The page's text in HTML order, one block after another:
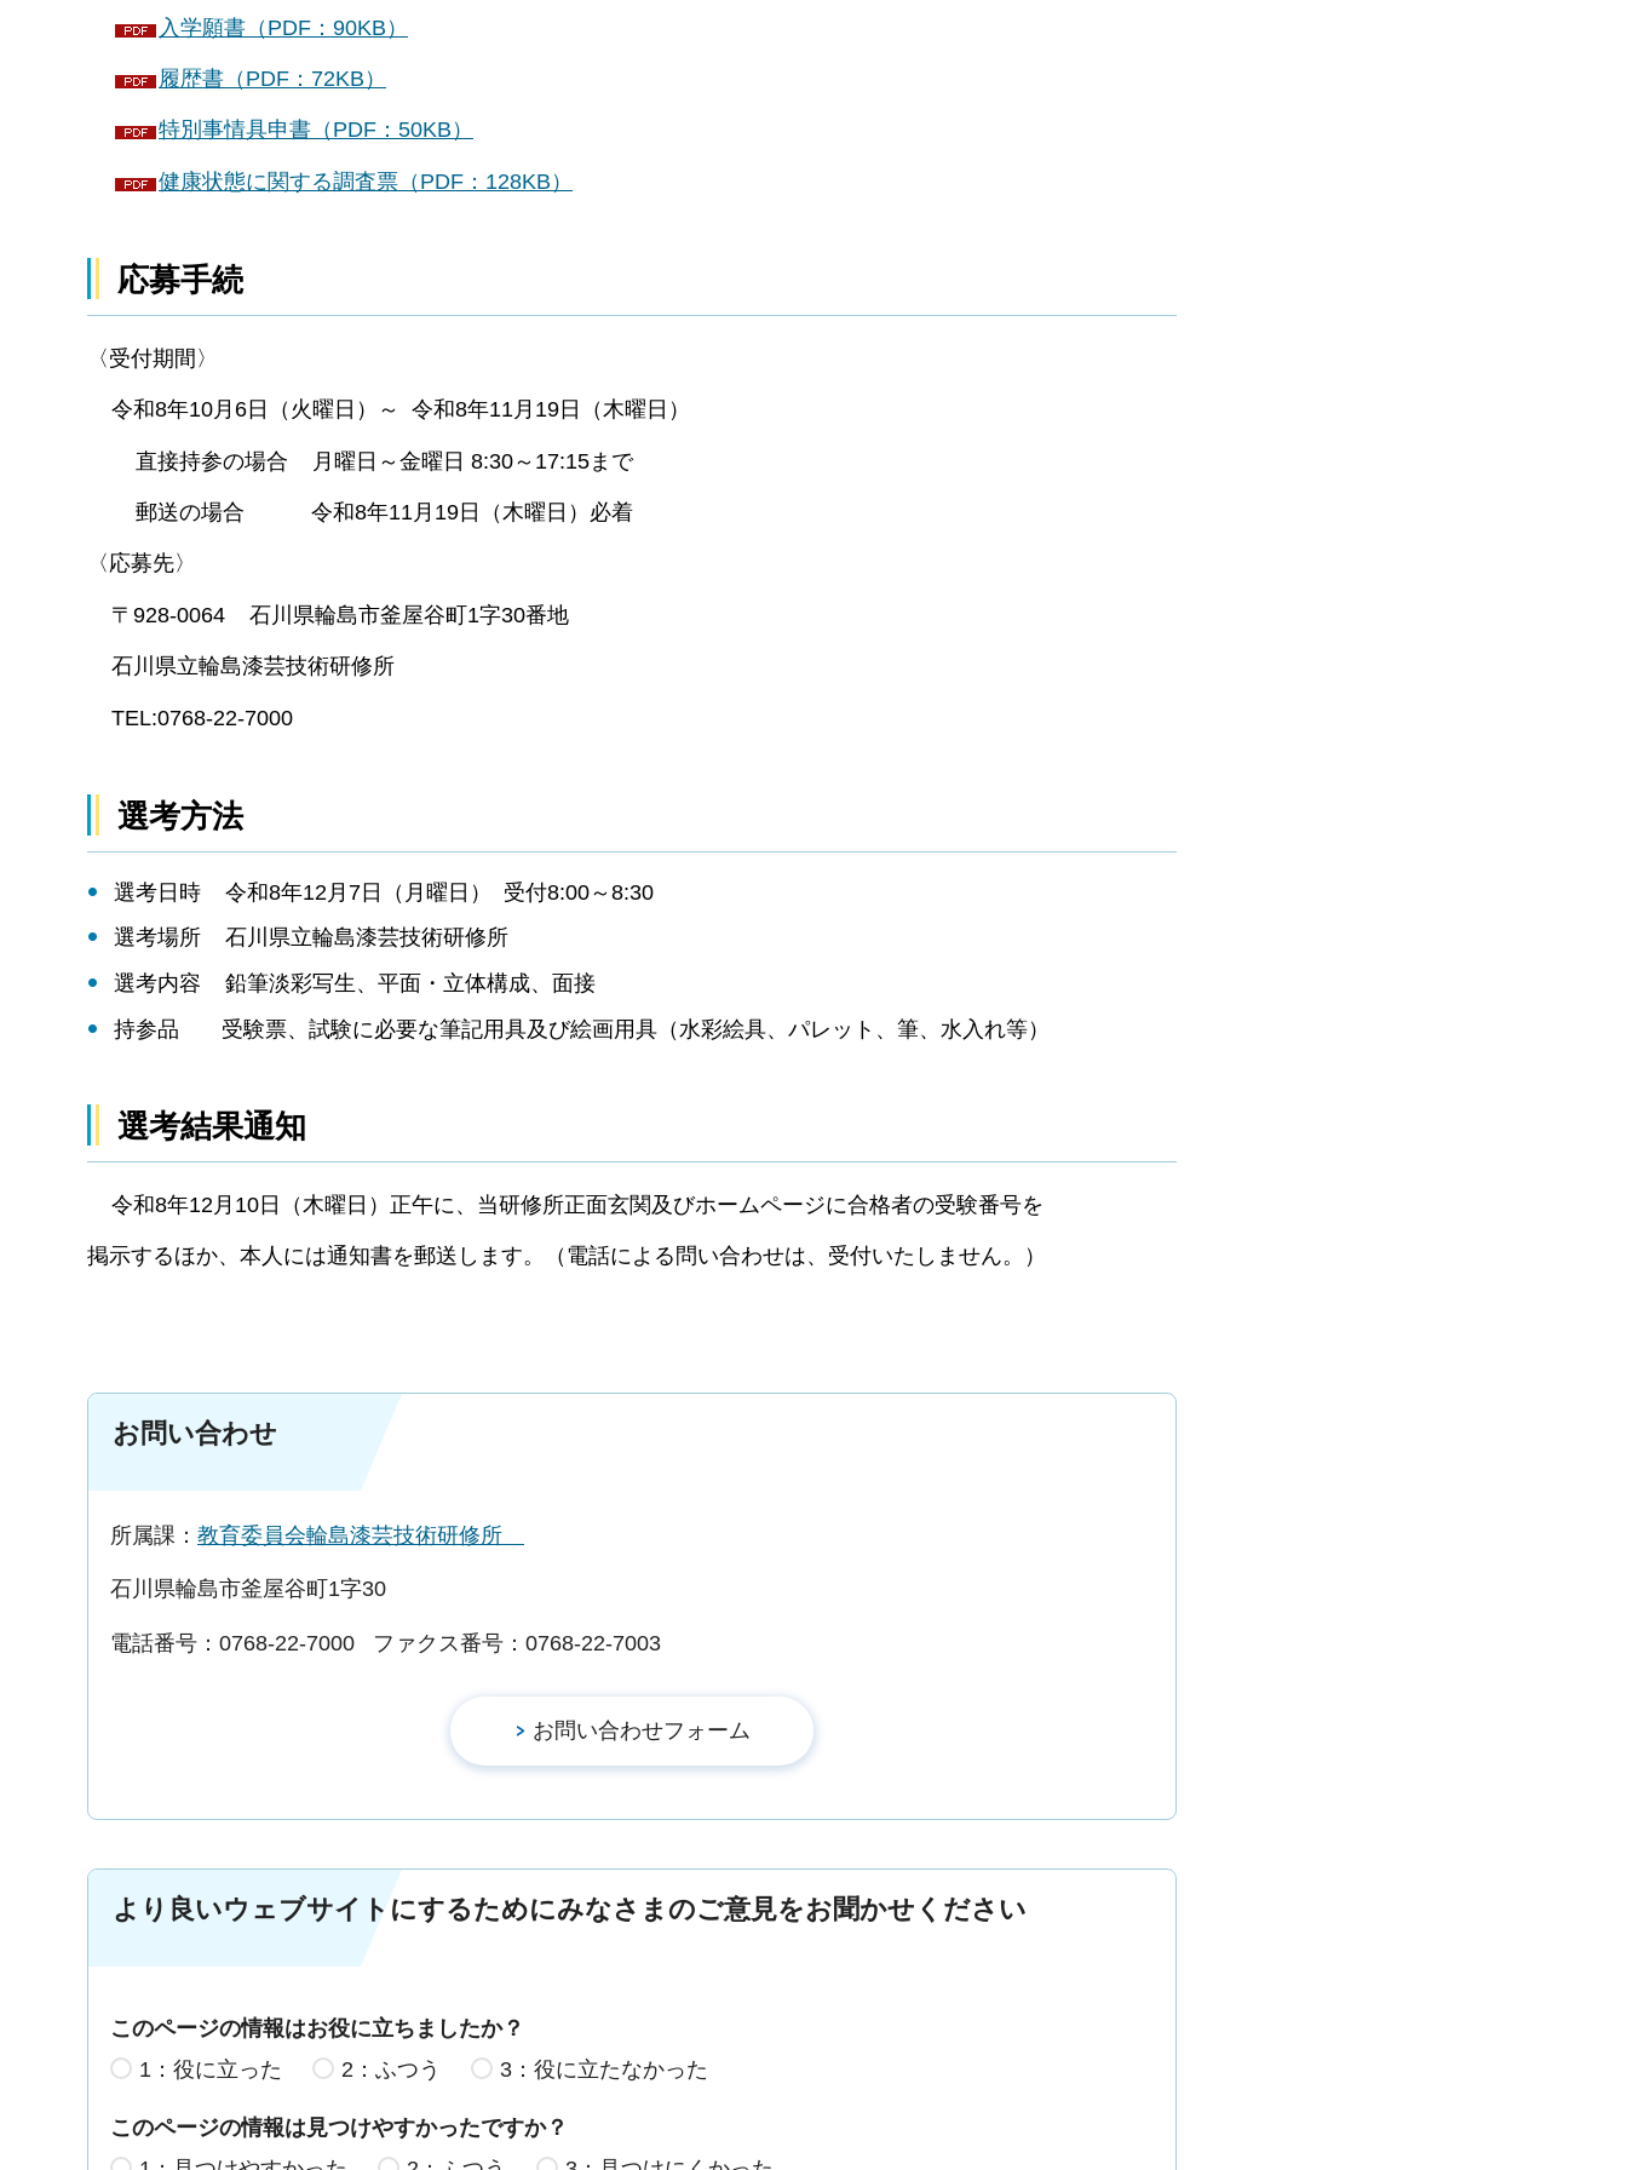
入学願書（PDF：90KB）
履歴書（PDF：72KB）
特別事情具申書（PDF：50KB）
健康状態に関する調査票（PDF：128KB）
応募手続
〈受付期間〉
令和8年10月6日（火曜日）～ 令和8年11月19日（木曜日）
直接持参の場合 月曜日～金曜日 8:30～17:15まで
郵送の場合 令和8年11月19日（木曜日）必着
〈応募先〉
〒928-0064 石川県輪島市釜屋谷町1字30番地
石川県立輪島漆芸技術研修所
TEL:0768-22-7000
選考方法
選考日時 令和8年12月7日（月曜日） 受付8:00～8:30
選考場所 石川県立輪島漆芸技術研修所
選考内容 鉛筆淡彩写生、平面・立体構成、面接
持参品 受験票、試験に必要な筆記用具及び絵画用具（水彩絵具、パレット、筆、水入れ等）
選考結果通知
令和8年12月10日（木曜日）正午に、当研修所正面玄関及びホームページに合格者の受験番号を
掲示するほか、本人には通知書を郵送します。（電話による問い合わせは、受付いたしません。）
お問い合わせ
所属課： 教育委員会輪島漆芸技術研修所
石川県輪島市釜屋谷町1字30
電話番号：0768-22-7000 ファクス番号：0768-22-7003
より良いウェブサイトにするためにみなさまのご意見をお聞かせください
このページの情報はお役に立ちましたか？
1：役に立った
2：ふつう 3：役に立たなかった
このページの情報は見つけやすかったですか？